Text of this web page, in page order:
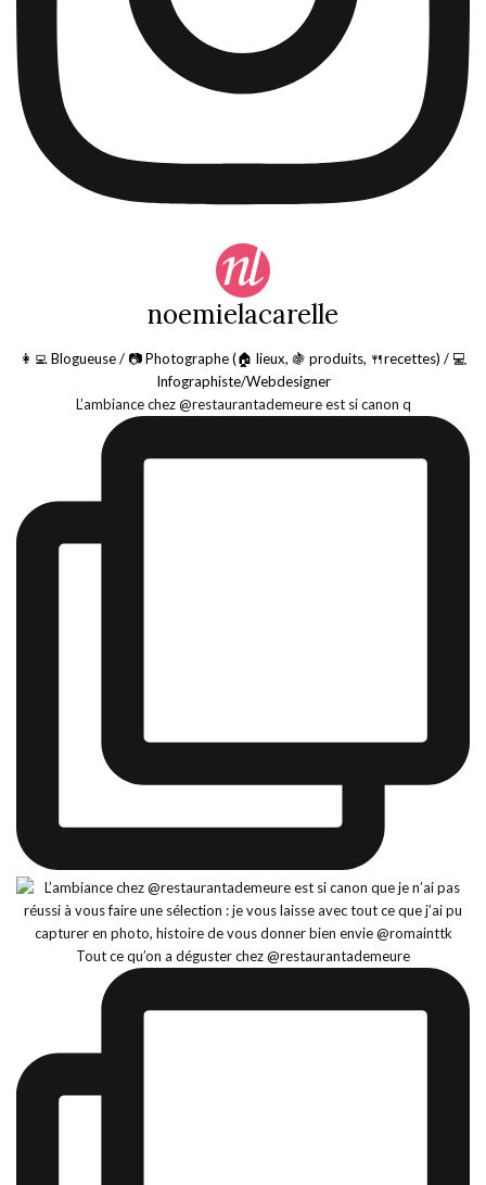
noemielacarelle
👩‍💻 Blogueuse / 📷 Photographe (🏠 lieux, 🍇 produits, 🍴recettes) / 💻
Infographiste/Webdesigner
L’ambiance chez @restaurantademeure est si canon q
Tout ce qu’on a déguster chez @restaurantademeure